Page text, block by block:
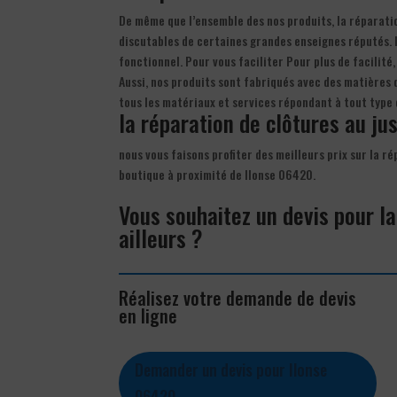
De même que l’ensemble des nos produits, la
discutables de certaines grandes enseignes
fonctionnel. Pour vous faciliter Pour plus de
Aussi, nos produits sont fabriqués avec des
tous les matériaux et services répondant à tout
la réparation de clôtures au
nous vous faisons profiter des meilleurs prix sur la
boutique à proximité de Ilonse 06420.
Vous souhaitez un devis pour
ailleurs ?
Réalisez votre demande de devis
en ligne